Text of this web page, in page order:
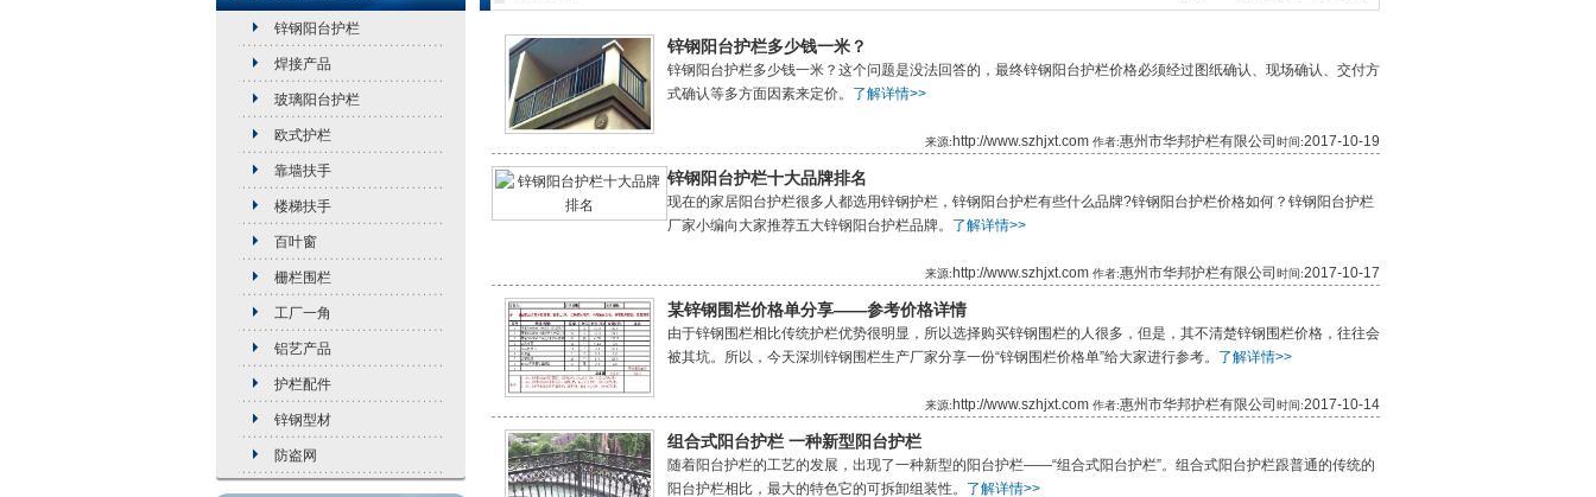
锌钢阳台护栏
焊接产品
玻璃阳台护栏
欧式护栏
靠墙扶手
楼梯扶手
百叶窗
栅栏围栏
工厂一角
铝艺产品
护栏配件
锌钢型材
防盗网
锌钢阳台护栏多少钱一米？
锌钢阳台护栏多少钱一米？这个问题是没法回答的，最终锌钢阳台护栏价格必须经过图纸确认、现场确认、交付方
式确认等多方面因素来定价。 了解详情>>
来源: http://www.szhjxt.com 作者:惠州市华邦护栏有限公司 时间:2017-10-19
锌钢阳台护栏十大品牌排名
现在的家居阳台护栏很多人都选用锌钢护栏，锌钢阳台护栏有些什么品牌?锌钢阳台护栏价格如何？锌钢阳台护栏
厂家小编向大家推荐五大锌钢阳台护栏品牌。 了解详情>>
来源: http://www.szhjxt.com 作者:惠州市华邦护栏有限公司 时间:2017-10-17
某锌钢围栏价格单分享——参考价格详情
由于锌钢围栏相比传统护栏优势很明显，所以选择购买锌钢围栏的人很多，但是，其不清楚锌钢围栏价格，往往会
被其坑。所以，今天深圳锌钢围栏生产厂家分享一份“锌钢围栏价格单”给大家进行参考。 了解详情>>
来源: http://www.szhjxt.com 作者:惠州市华邦护栏有限公司 时间:2017-10-14
组合式阳台护栏 一种新型阳台护栏
随着阳台护栏的工艺的发展，出现了一种新型的阳台护栏——“组合式阳台护栏”。组合式阳台护栏跟普通的传统的
阳台护栏相比，最大的特色它的可拆卸组装性。 了解详情>>